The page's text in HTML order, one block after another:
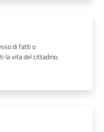
di fatti o
la vita del cittadino.